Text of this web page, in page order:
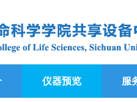
仪器预览 服